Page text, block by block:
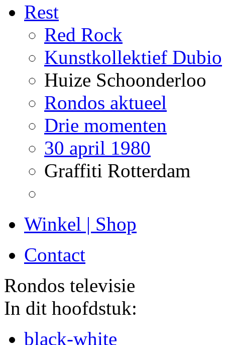
Rest
Red Rock
Kunstkollektief Dubio
Huize Schoonderloo
Rondos aktueel
Drie momenten
30 april 1980
Graffiti Rotterdam
Winkel | Shop
Contact
Rondos televisie
In dit hoofdstuk:
black-white